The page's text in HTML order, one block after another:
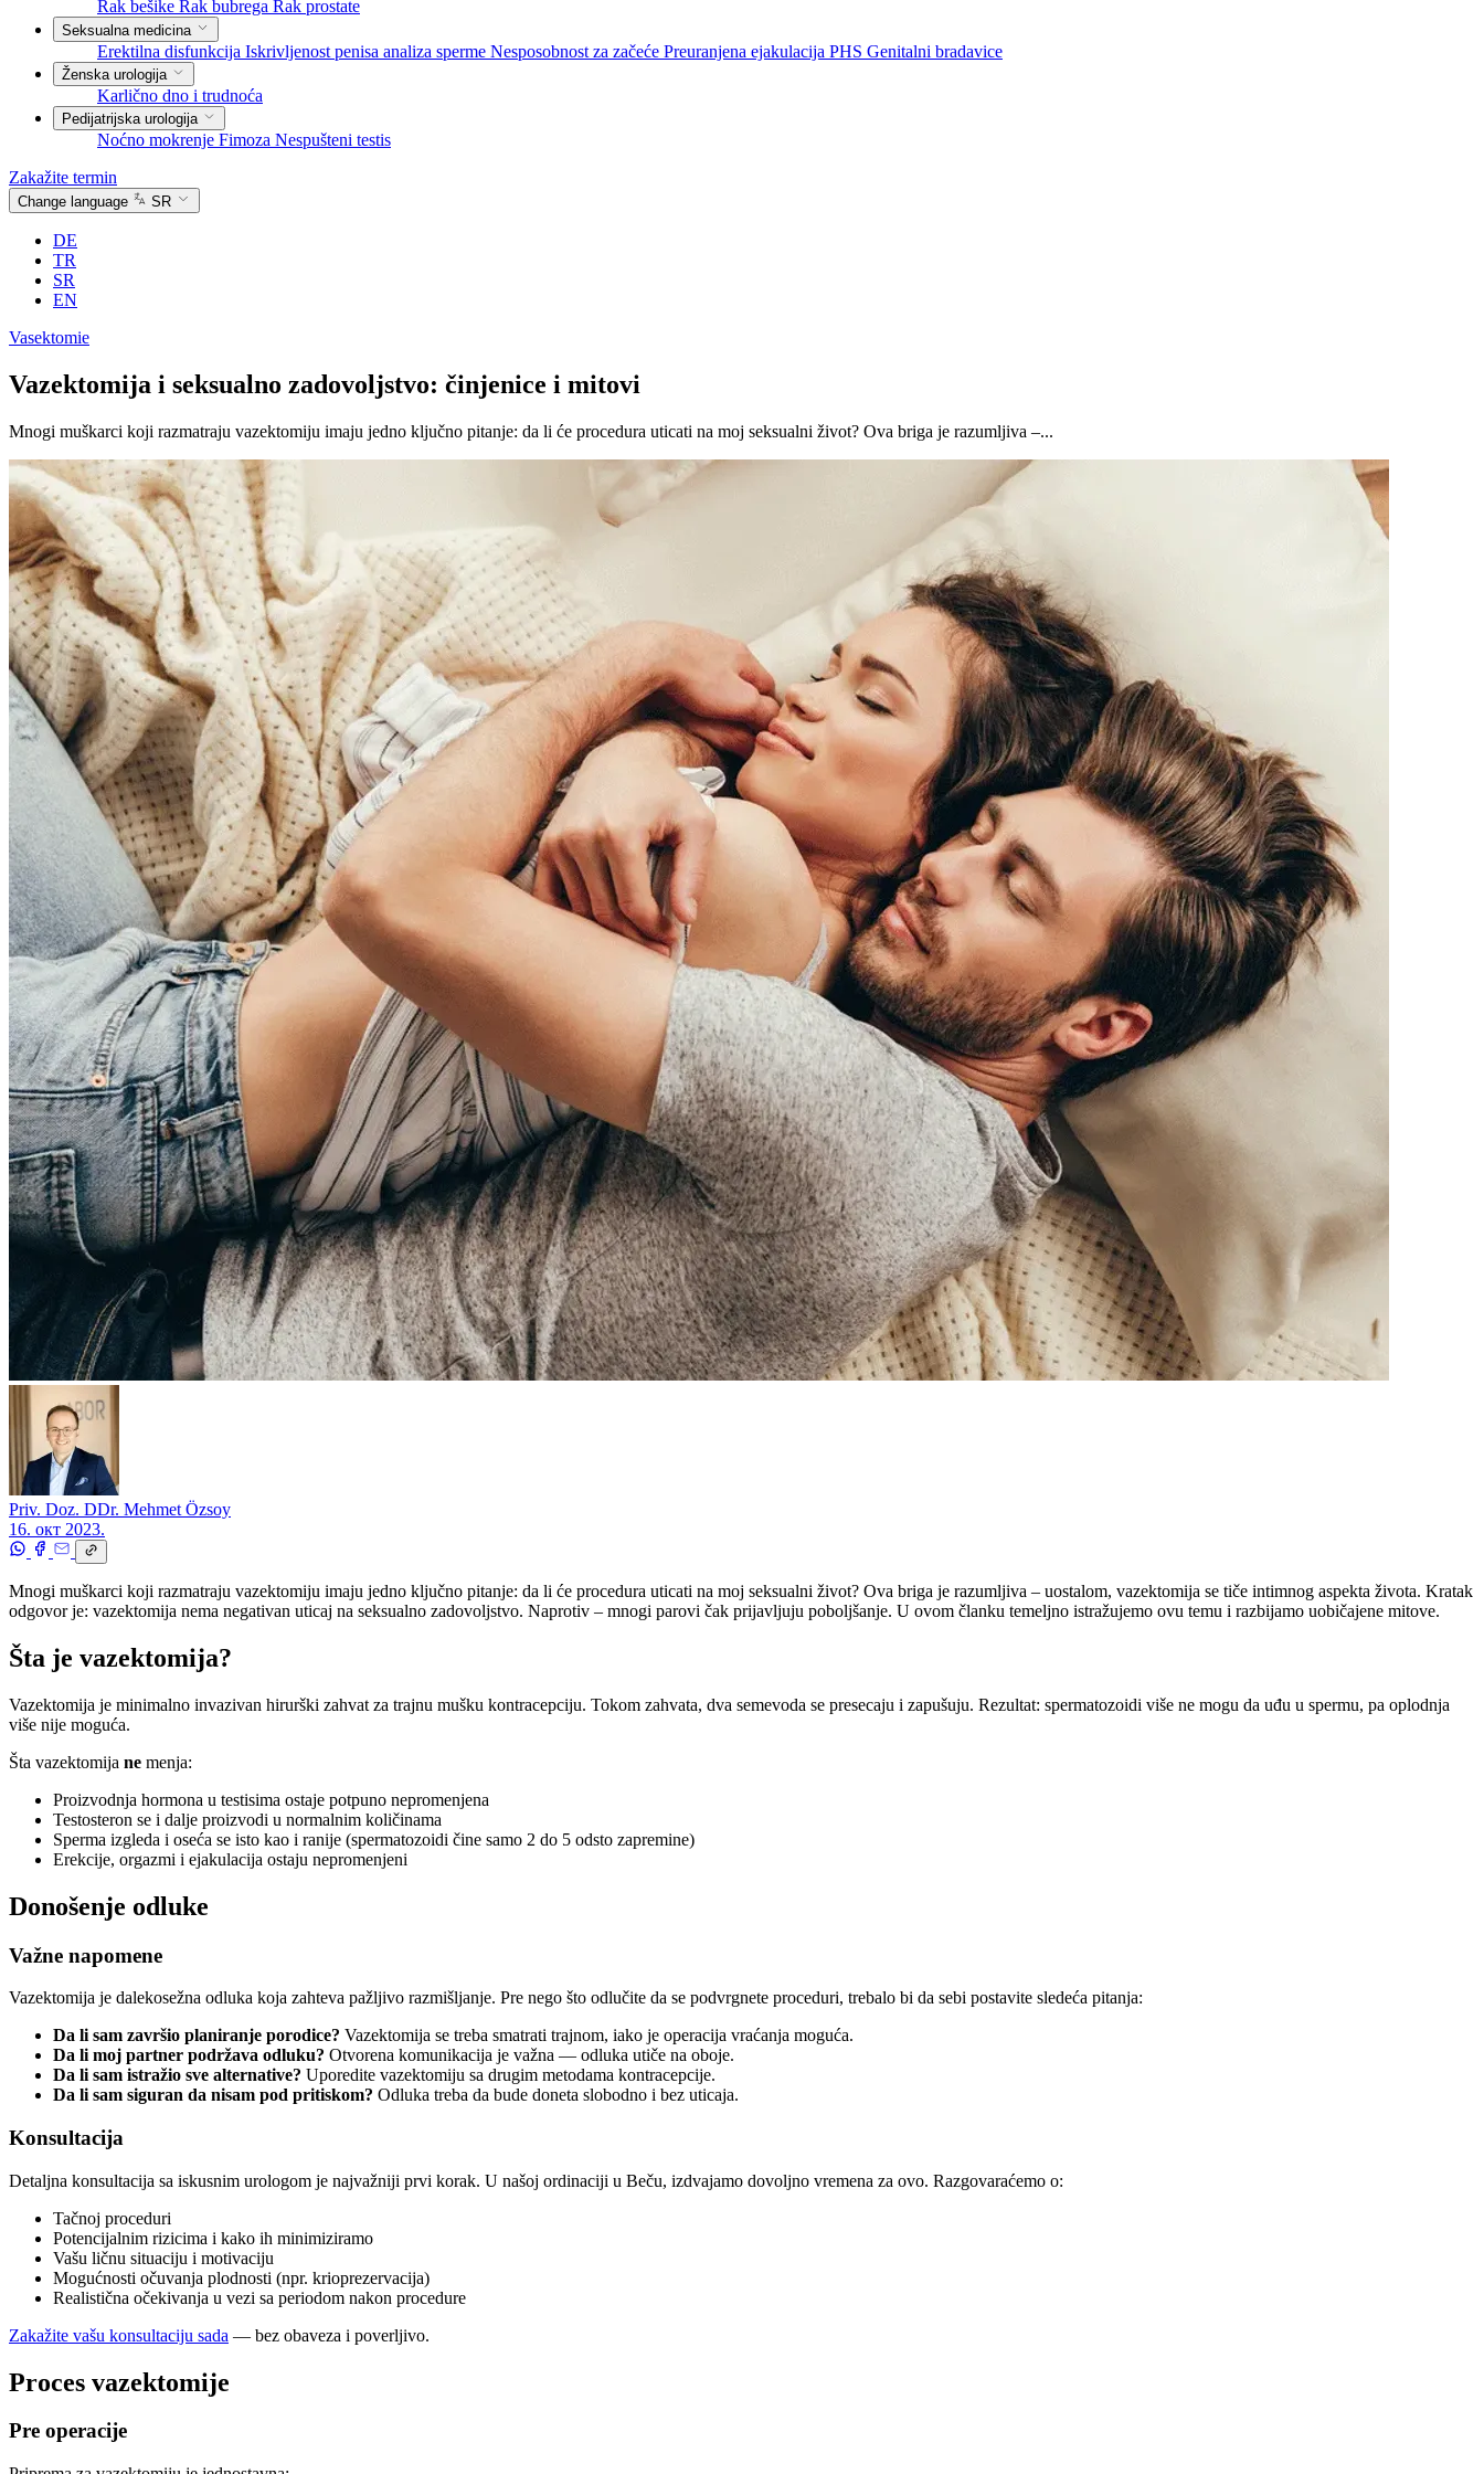
Rak bešike Rak bubrega Rak prostate
Seksualna medicina
Erektilna disfunkcija Iskrivljenost penisa analiza sperme Nesposobnost za začeće Preuranjena ejakulacija PHS Genitalni bradavice
Ženska urologija
Karlično dno i trudnoća
Pedijatrijska urologija
Noćno mokrenje Fimoza Nespušteni testis
Zakažite termin
Change language SR
DE
TR
SR
EN
Vasektomie
Vazektomija i seksualno zadovoljstvo: činjenice i mitovi
Mnogi muškarci koji razmatraju vazektomiju imaju jedno ključno pitanje: da li će procedura uticati na moj seksualni život? Ova briga je razumljiva –...
Priv. Doz. DDr. Mehmet Özsoy
16. окт 2023.
Mnogi muškarci koji razmatraju vazektomiju imaju jedno ključno pitanje: da li će procedura uticati na moj seksualni život? Ova briga je razumljiva – uostalom, vazektomija se tiče intimnog aspekta života. Kratak
odgovor je: vazektomija nema negativan uticaj na seksualno zadovoljstvo. Naprotiv – mnogi parovi čak prijavljuju poboljšanje. U ovom članku temeljno istražujemo ovu temu i razbijamo uobičajene mitove.
Šta je vazektomija?
Vazektomija je minimalno invazivan hirurški zahvat za trajnu mušku kontracepciju. Tokom zahvata, dva semevoda se presecaju i zapušuju. Rezultat: spermatozoidi više ne mogu da uđu u spermu, pa oplodnja
više nije moguća.
Šta vazektomija ne menja:
Proizvodnja hormona u testisima ostaje potpuno nepromenjena
Testosteron se i dalje proizvodi u normalnim količinama
Sperma izgleda i oseća se isto kao i ranije (spermatozoidi čine samo 2 do 5 odsto zapremine)
Erekcije, orgazmi i ejakulacija ostaju nepromenjeni
Donošenje odluke
Važne napomene
Vazektomija je dalekosežna odluka koja zahteva pažljivo razmišljanje. Pre nego što odlučite da se podvrgnete proceduri, trebalo bi da sebi postavite sledeća pitanja:
Da li sam završio planiranje porodice? Vazektomija se treba smatrati trajnom, iako je operacija vraćanja moguća.
Da li moj partner podržava odluku? Otvorena komunikacija je važna — odluka utiče na oboje.
Da li sam istražio sve alternative? Uporedite vazektomiju sa drugim metodama kontracepcije.
Da li sam siguran da nisam pod pritiskom? Odluka treba da bude doneta slobodno i bez uticaja.
Konsultacija
Detaljna konsultacija sa iskusnim urologom je najvažniji prvi korak. U našoj ordinaciji u Beču, izdvajamo dovoljno vremena za ovo. Razgovaraćemo o:
Tačnoj proceduri
Potencijalnim rizicima i kako ih minimiziramo
Vašu ličnu situaciju i motivaciju
Mogućnosti očuvanja plodnosti (npr. krioprezervacija)
Realistična očekivanja u vezi sa periodom nakon procedure
Zakažite vašu konsultaciju sada — bez obaveza i poverljivo.
Proces vazektomije
Pre operacije